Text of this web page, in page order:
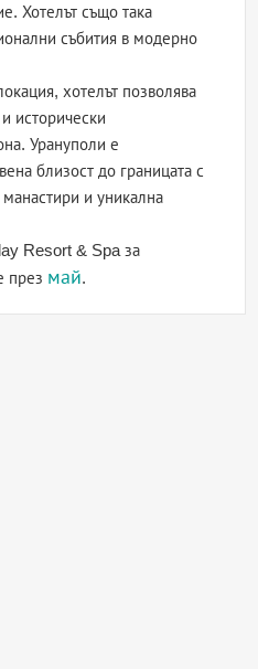
Хотелът също така
събития в модерно
хотелът позволява
исторически
Урануполи е
близост до границата с
и уникална
Resort & Spa за
през май.